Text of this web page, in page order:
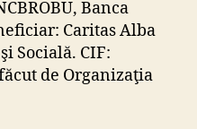
Banca
Caritas Alba
Socială. CIF:
de Organizaţia